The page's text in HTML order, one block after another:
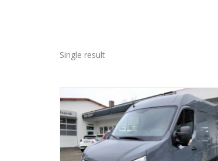
Single result